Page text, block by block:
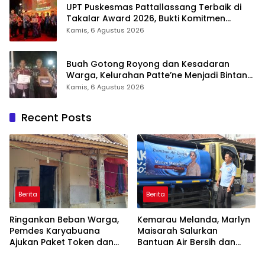
UPT Puskesmas Pattallassang Terbaik di
Takalar Award 2026, Bukti Komitmen
Hadirkan Pelayanan Kesehatan Berkualitas
Kamis, 6 Agustus 2026
Buah Gotong Royong dan Kesadaran
Warga, Kelurahan Patte’ne Menjadi Bintang
Takalar Award 2026
Kamis, 6 Agustus 2026
Recent Posts
Berita
Ringankan Beban Warga,
Pemdes Karyabuana
Ajukan Paket Token dan
Berita
Kemarau Melanda, Marlyn
Maisarah Salurkan
Bantuan Air Bersih dan